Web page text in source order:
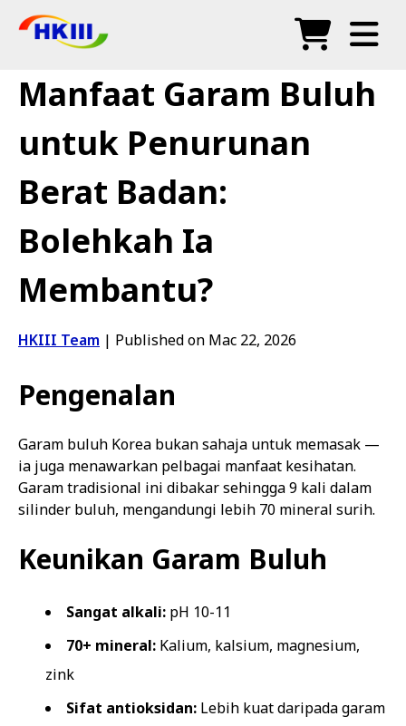
Soalan Lazim
Blog
Agen Sah
Kedai
Manfaat Garam Buluh
untuk Penurunan
Berat Badan:
Bolehkah Ia
Membantu?
HKIII Team | Published on Mac 22, 2026
Pengenalan
Garam buluh Korea bukan sahaja untuk memasak —
ia juga menawarkan pelbagai manfaat kesihatan.
Garam tradisional ini dibakar sehingga 9 kali dalam
silinder buluh, mengandungi lebih 70 mineral surih.
Keunikan Garam Buluh
Sangat alkali: pH 10-11
70+ mineral: Kalium, kalsium, magnesium,
zink
Sifat antioksidan: Lebih kuat daripada garam